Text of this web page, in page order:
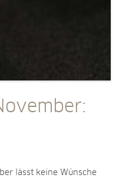
lässt keine Wünsche